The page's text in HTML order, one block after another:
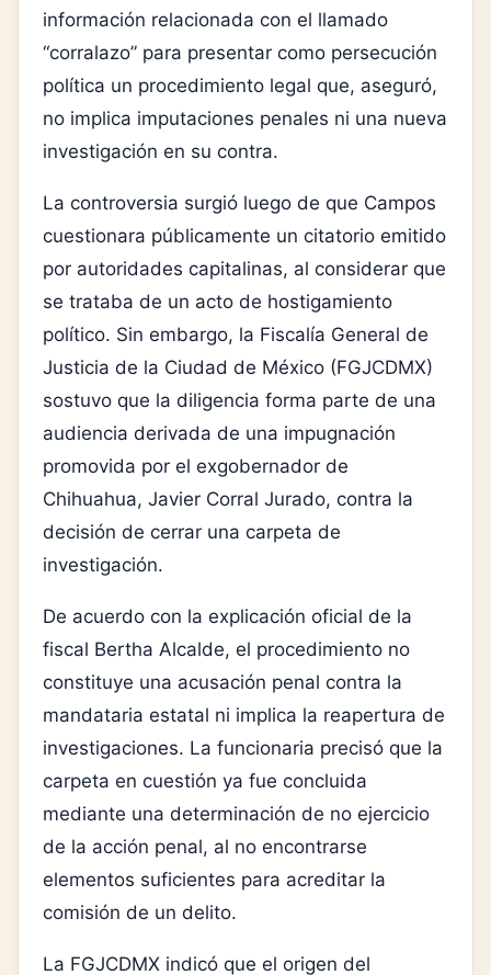
información relacionada con el llamado
“corralazo” para presentar como persecución
política un procedimiento legal que, aseguró,
no implica imputaciones penales ni una nueva
investigación en su contra.
La controversia surgió luego de que Campos
cuestionara públicamente un citatorio emitido
por autoridades capitalinas, al considerar que
se trataba de un acto de hostigamiento
político. Sin embargo, la Fiscalía General de
Justicia de la Ciudad de México (FGJCDMX)
sostuvo que la diligencia forma parte de una
audiencia derivada de una impugnación
promovida por el exgobernador de
Chihuahua, Javier Corral Jurado, contra la
decisión de cerrar una carpeta de
investigación.
De acuerdo con la explicación oficial de la
fiscal Bertha Alcalde, el procedimiento no
constituye una acusación penal contra la
mandataria estatal ni implica la reapertura de
investigaciones. La funcionaria precisó que la
carpeta en cuestión ya fue concluida
mediante una determinación de no ejercicio
de la acción penal, al no encontrarse
elementos suficientes para acreditar la
comisión de un delito.
La FGJCDMX indicó que el origen del